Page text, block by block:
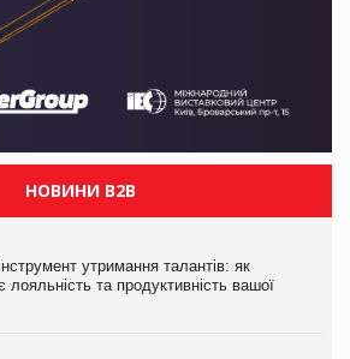
НОВИНИ B2B
утримання талантів: як
та продуктивність вашої